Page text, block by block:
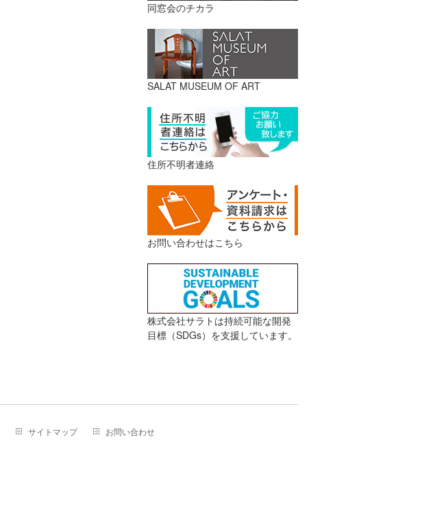
同窓会のチカラ
SALAT MUSEUM OF ART
住所不明者連絡
お問い合わせはこちら
株式会社サラトは持続可能な開発
目標（SDGs）を支援しています。
サイトマップ お問い合わせ